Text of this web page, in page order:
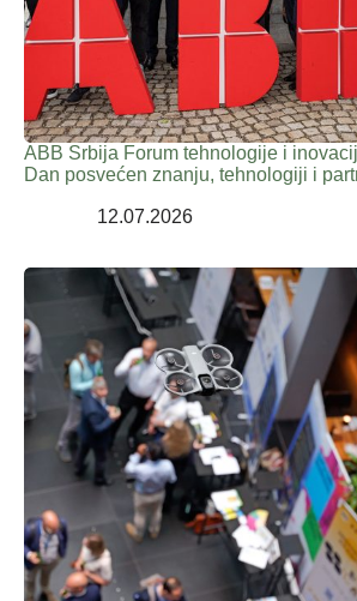
ABB Srbija Forum tehnologije i
Dan posvećen znanju, tehnologiji i
12.07.2026